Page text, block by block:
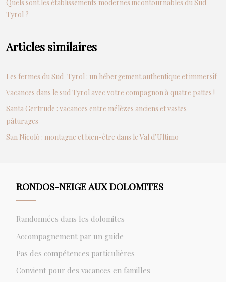
Quels sont les établissements modernes incontournables du Sud-
Tyrol ?
Articles similaires
Les fermes du Sud-Tyrol : un hébergement authentique et immersif
Vacances dans le sud Tyrol avec votre compagnon à quatre pattes !
Santa Gertrude : vacances entre mélèzes anciens et vastes
pâturages
San Nicolò : montagne et bien-être dans le Val d’Ultimo
RONDOS-NEIGE AUX DOLOMITES
Randonnées dans les dolomites
Accompagnement par un guide
Pas des compétences particulières
Convient pour des vacances en familles